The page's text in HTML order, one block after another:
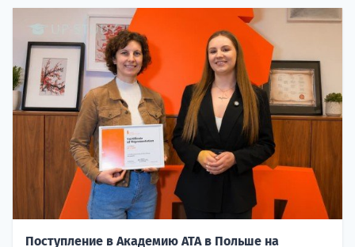
Поступление в Академию ATA в Польше на